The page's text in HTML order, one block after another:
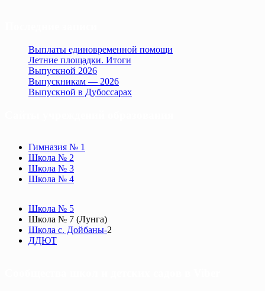
Выплаты единовременной помощи
Летние площадки. Итоги
Выпускной 2026
Выпускникам — 2026
Выпускной в Дубоссарах
Гимназия № 1
Школа № 2
Школа № 3
Школа № 4
Школа № 5
Школа № 7 (Лунга)
Школа с. Дойбаны-2
ДДЮТ